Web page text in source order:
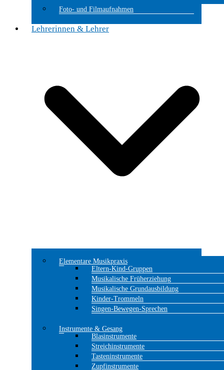
Foto- und Filmaufnahmen
Lehrerinnen & Lehrer
Elementare Musikpraxis
Eltern-Kind-Gruppen
Musikalische Früherziehung
Musikalische Grundausbildung
Kinder-Trommeln
Singen-Bewegen-Sprechen
Instrumente & Gesang
Blasinstrumente
Streichinstrumente
Tasteninstrumente
Zupfinstrumente